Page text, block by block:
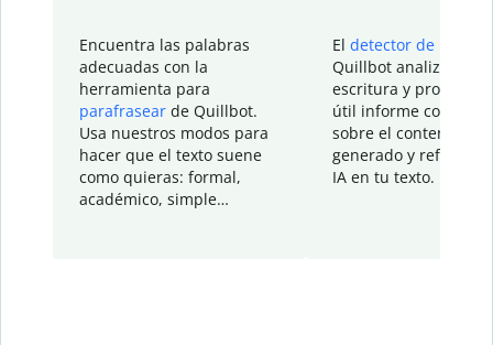
Encuentra las palabras
adecuadas con la
herramienta para
parafrasear de Quillbot.
Usa nuestros modos para
hacer que el texto suene
como quieras: formal,
académico, simple…
El detector de IA
Quillbot analiza tu
escritura y
útil informe con
sobre el contenido
generado y refinado
IA en tu texto.